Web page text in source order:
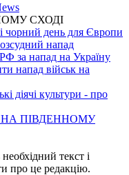
СХОДІ
чорний день для Європи
напад
за напад на Україну
напад військ на
діячі культури - про
НА ПІВДЕННОМУ
текст і
про це редакцію.